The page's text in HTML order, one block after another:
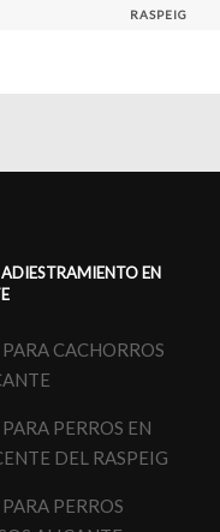
RASPEIG
EN
PARA CACHORROS
PARA PERROS EN
DEL RASPEIG
PARA PERROS